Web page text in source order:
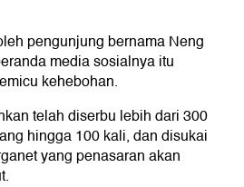
pengunjung bernama Neng
media sosialnya itu
kehebohan.
telah diserbu lebih dari 300
hingga 100 kali, dan disukai
yang penasaran akan